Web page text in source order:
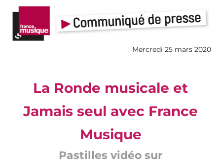
Mercredi 25 mars 2020
La Ronde musicale et
Jamais seul avec France
Musique
Pastilles vidéo sur